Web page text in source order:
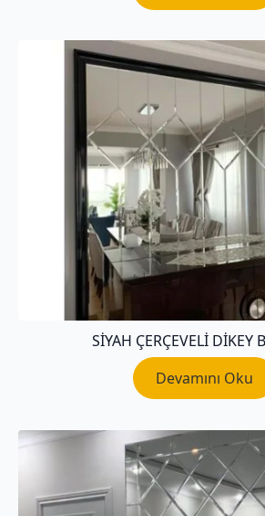
SIYAH ÇERÇEVELI DIKEY
Devamını Oku